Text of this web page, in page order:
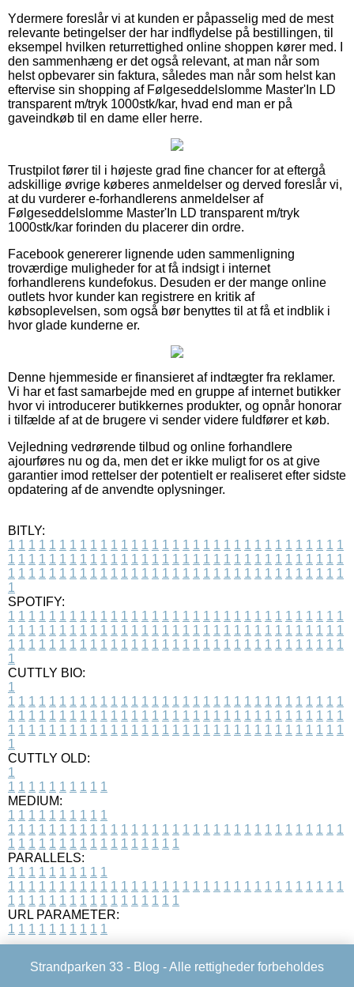
Ydermere foreslår vi at kunden er påpasselig med de mest
relevante betingelser der har indflydelse på bestillingen, til
eksempel hvilken returrettighed online shoppen kører med. I
den sammenhæng er det også relevant, at man når som
helst opbevarer sin faktura, således man når som helst kan
eftervise sin shopping af Følgeseddelslomme Master'In LD
transparent m/tryk 1000stk/kar, hvad end man er på
gaveindkøb til en dame eller herre.
Trustpilot fører til i højeste grad fine chancer for at eftergå
adskillige øvrige køberes anmeldelser og derved foreslår vi,
at du vurderer e-forhandlerens anmeldelser af
Følgeseddelslomme Master'In LD transparent m/tryk
1000stk/kar forinden du placerer din ordre.
Facebook genererer lignende uden sammenligning
troværdige muligheder for at få indsigt i internet
forhandlerens kundefokus. Desuden er der mange online
outlets hvor kunder kan registrere en kritik af
købsoplevelsen, som også bør benyttes til at få et indblik i
hvor glade kunderne er.
Denne hjemmeside er finansieret af indtægter fra reklamer.
Vi har et fast samarbejde med en gruppe af internet butikker
hvor vi introducerer butikkernes produkter, og opnår honorar
i tilfælde af at de brugere vi sender videre fuldfører et køb.
Vejledning vedrørende tilbud og online forhandlere
ajourføres nu og da, men det er ikke muligt for os at give
garantier imod rettelser der potentielt er realiseret efter sidste
opdatering af de anvendte oplysninger.
BITLY:
1 1 1 1 1 1 1 1 1 1 1 1 1 1 1 1 1 1 1 1 1 1 1 1 1 1 1 1 1 1 1 1 1
1 1 1 1 1 1 1 1 1 1 1 1 1 1 1 1 1 1 1 1 1 1 1 1 1 1 1 1 1 1 1 1 1
1 1 1 1 1 1 1 1 1 1 1 1 1 1 1 1 1 1 1 1 1 1 1 1 1 1 1 1 1 1 1 1 1
1
SPOTIFY:
1 1 1 1 1 1 1 1 1 1 1 1 1 1 1 1 1 1 1 1 1 1 1 1 1 1 1 1 1 1 1 1 1
1 1 1 1 1 1 1 1 1 1 1 1 1 1 1 1 1 1 1 1 1 1 1 1 1 1 1 1 1 1 1 1 1
1 1 1 1 1 1 1 1 1 1 1 1 1 1 1 1 1 1 1 1 1 1 1 1 1 1 1 1 1 1 1 1 1
1
CUTTLY BIO:
1
1 1 1 1 1 1 1 1 1 1 1 1 1 1 1 1 1 1 1 1 1 1 1 1 1 1 1 1 1 1 1 1 1
1 1 1 1 1 1 1 1 1 1 1 1 1 1 1 1 1 1 1 1 1 1 1 1 1 1 1 1 1 1 1 1 1
1 1 1 1 1 1 1 1 1 1 1 1 1 1 1 1 1 1 1 1 1 1 1 1 1 1 1 1 1 1 1 1 1
1
CUTTLY OLD:
1
1 1 1 1 1 1 1 1 1 1
MEDIUM:
1 1 1 1 1 1 1 1 1 1
1 1 1 1 1 1 1 1 1 1 1 1 1 1 1 1 1 1 1 1 1 1 1 1 1 1 1 1 1 1 1 1 1
1 1 1 1 1 1 1 1 1 1 1 1 1 1 1 1 1
PARALLELS:
1 1 1 1 1 1 1 1 1 1
1 1 1 1 1 1 1 1 1 1 1 1 1 1 1 1 1 1 1 1 1 1 1 1 1 1 1 1 1 1 1 1 1
1 1 1 1 1 1 1 1 1 1 1 1 1 1 1 1 1
URL PARAMETER:
1 1 1 1 1 1 1 1 1 1
Strandparken 33 - Blog - Alle rettigheder forbeholdes